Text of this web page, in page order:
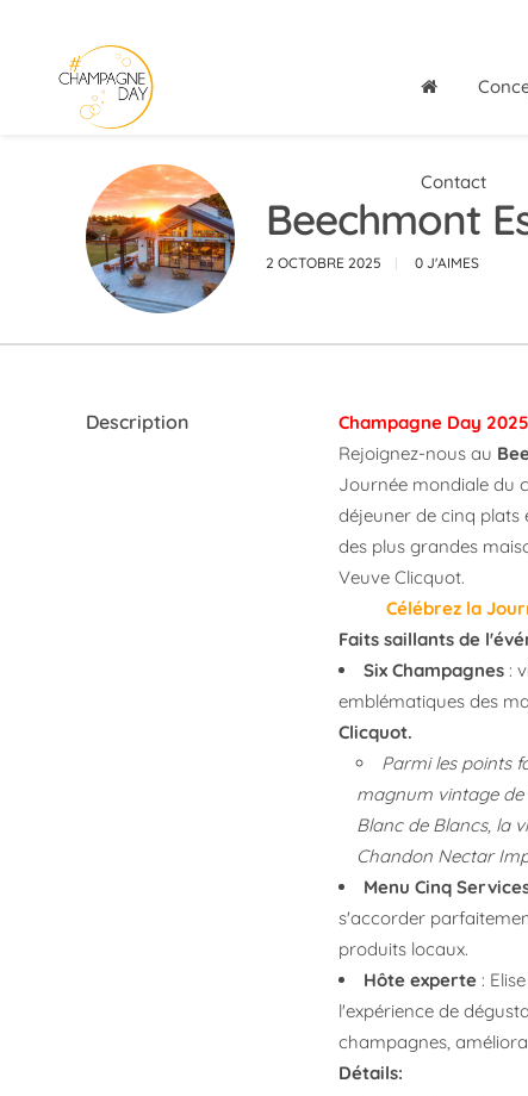
Contact
Beechmont
2 OCTOBRE 2025 0 J'AIMES
Description
Champagne Day 2025
Rejoignez-nous au
Journée mondiale du
déjeuner de cinq
des plus grandes
Veuve Clicquot.
Célébrez la
Faits saillants de
Six Champagnes :
emblématiques des
Clicquot.
Parmi les points
magnum vintage de
Blanc de Blancs, la
Chandon Nectar
Menu Cinq
s'accorder
produits locaux.
Hôte experte :
l'expérience de
champagnes,
Détails: